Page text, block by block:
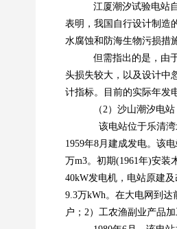
江厦潮汐试验电站
表明，我国自行设计制造
水腐蚀和防海生物污损措
但需指出的是，由
头损失较大，以及设计中
计指标。目前的实际年发
（2）沙山潮汐电站
该电站位于乐清湾
1959年8月建成发电。该
万m3。初期(1961年)安装
40kW发电机，电站原建
9.3万kWh。在大电网到
户；2）工农渔副业产品